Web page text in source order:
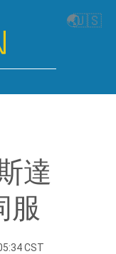
🌏🇺🇸
達
服
CST